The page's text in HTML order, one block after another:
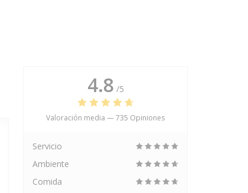
4.8 /5
Valoración media —735 Opiniones
Servicio
Ambiente
Comida